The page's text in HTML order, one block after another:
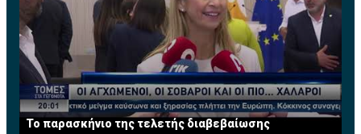
Το παρασκήνιο της τελετής διαβεβαίωσης